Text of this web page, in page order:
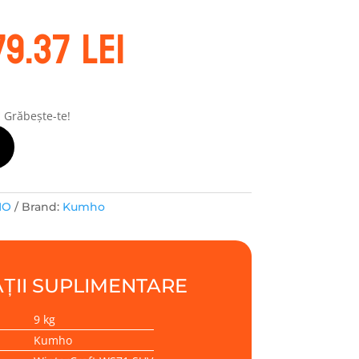
lei.
lei
te!
Brand: Kumho
SUPLIMENTARE
9 kg
Kumho